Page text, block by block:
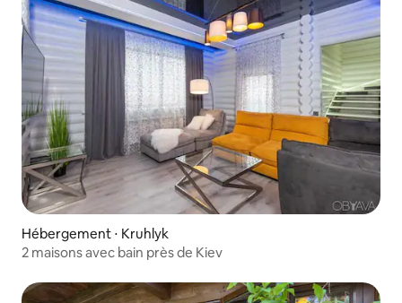
Hébergement ⋅ Kruhlyk
2 maisons avec bain près de Kiev